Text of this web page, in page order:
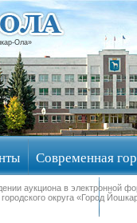
Ола»
Современная
обсуждения
аукциона в электронной
округа «Город